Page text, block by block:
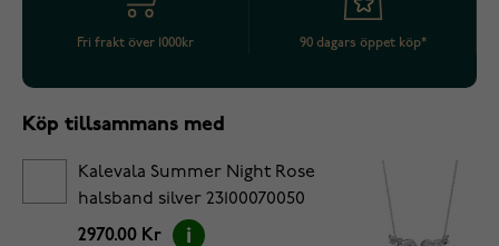
Fri frakt över 1000kr 90 dagars öppet köp*
Köp tillsammans med
Kalevala Summer Night Rose
halsband silver 23100070050
2970.00 Kr